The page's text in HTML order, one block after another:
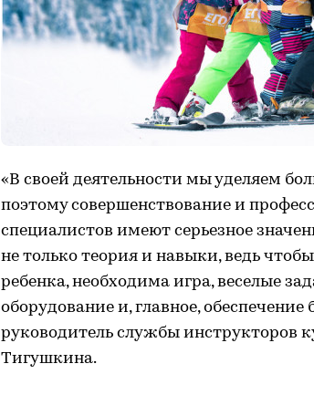
«В своей деятельности мы уделяем
поэтому совершенствование и
специалистов имеют серьезное
не только теория и навыки, ведь
ребенка, необходима игра, веселые
оборудование и, главное,
руководитель службы инструкторов
Тигушкина.